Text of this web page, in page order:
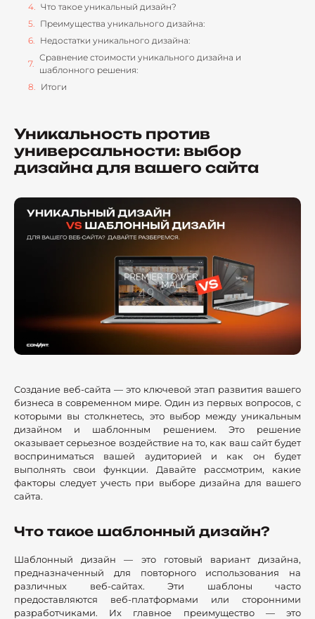
Что такое уникальный дизайн?
Преимущества уникального дизайна:
Недостатки уникального дизайна:
Сравнение стоимости уникального дизайна и
шаблонного решения:
Итоги
Уникальность против
универсальности: выбор
дизайна для вашего сайта
Создание веб-сайта — это ключевой этап развития вашего
бизнеса в современном мире. Один из первых вопросов, с
которыми вы столкнетесь, это выбор между уникальным
дизайном и шаблонным решением. Это решение
оказывает серьезное воздействие на то, как ваш сайт будет
восприниматься вашей аудиторией и как он будет
выполнять свои функции. Давайте рассмотрим, какие
факторы следует учесть при выборе дизайна для вашего
сайта.
Что такое шаблонный дизайн?
Шаблонный дизайн — это готовый вариант дизайна,
предназначенный для повторного использования на
различных веб-сайтах. Эти шаблоны часто
предоставляются веб-платформами или сторонними
разработчиками. Их главное преимущество — это